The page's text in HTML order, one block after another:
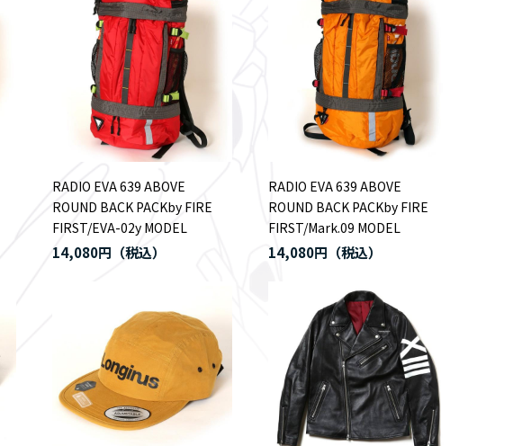
RADIO EVA 639 ABOVE
ROUND BACK PACKby FIRE
FIRST/EVA-02y MODEL
14,080円
RADIO EVA 639 ABOVE
ROUND BACK PACKby FIRE
FIRST/Mark.09 MODEL
14,080円